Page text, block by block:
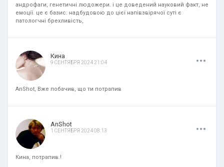
андрофаги, генетичні людожери. і це доведений науковий факт, не
емоції. це є базис. надбудовою до цієї напівзвірячої суті є
патологчні брехливість,
Кина
9 СЕНТЯБРЯ 2024 21:04 ...
AnShot, Вже побачив, що ти потрапив
AnShot
1 СЕНТЯБРЯ 2024 08:13 ...
Кина, потрапив.!